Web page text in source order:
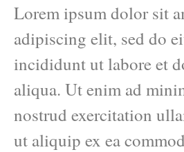
Lorem ipsum dolor sit
adipiscing elit, sed do
incididunt ut labore et
aliqua. Ut enim ad
nostrud exercitation
ut aliquip ex ea